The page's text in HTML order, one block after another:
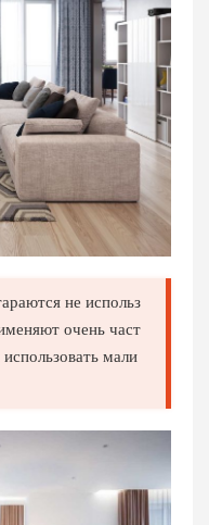
не использ
очень част
мали